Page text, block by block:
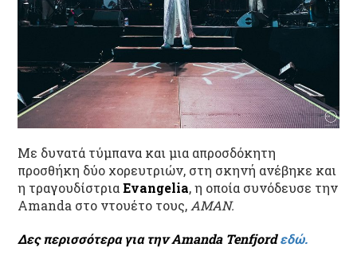
Με δυνατά τύμπανα και μια απροσδόκητη
προσθήκη δύο χορευτριών, στη σκηνή ανέβηκε και
η τραγουδίστριαEvangelia, η οποία συνόδευσε την
Amanda στο ντουέτο τους, AMAN.
Δες περισσότερα για την Amanda Tenfjordεδώ.